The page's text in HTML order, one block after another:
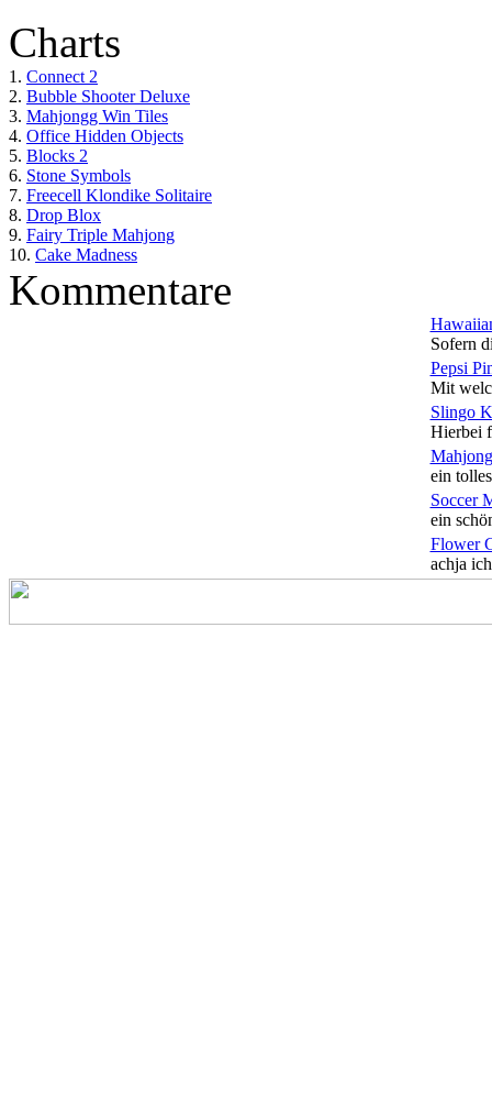
Charts
1. Connect 2
2. Bubble Shooter Deluxe
3. Mahjongg Win Tiles
4. Office Hidden Objects
5. Blocks 2
6. Stone Symbols
7. Freecell Klondike Solitaire
8. Drop Blox
9. Fairy Triple Mahjong
10. Cake Madness
Kommentare
Sofern
Pepsi
Mit
Slingo
Hierbei
ein
Soccer
ein
Flower
achja